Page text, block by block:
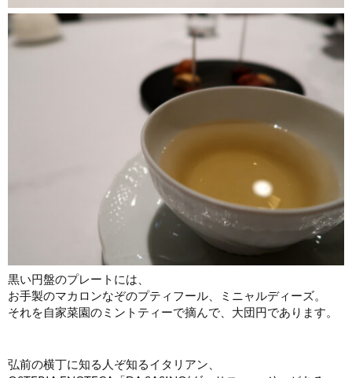
黒い円盤のプレートには、
お手製のマカロンなぞのプティフール、ミニャルディーズ。
それを自家菜園のミントティーで摘んで、大団円であります。
弘前の横丁に知る人ぞ知るイタリアン、